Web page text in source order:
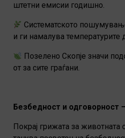
штетни емисии годишно.
Систематското
и ги намалува температурите
Позелено Скопје значи
от за сите граѓани.
Безбедност и одговорност
Покрај грижата за животната